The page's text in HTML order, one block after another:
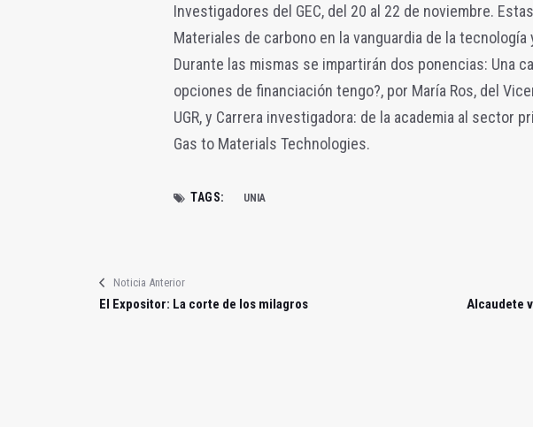
Investigadores del GEC, del 20 al 22 de noviembre.
Materiales de carbono en la vanguardia de la
Durante las mismas se impartirán dos ponencias: Una
opciones de financiación tengo?, por María Ros, del
UGR, y Carrera investigadora: de la academia al sector
Gas to Materials Technologies.
TAGS: UNIA
Noticia Anterior
El Expositor: La corte de los milagros
Alcaudete